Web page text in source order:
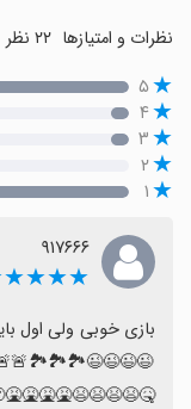
نظرات و امتیازها
۵
۴
۳
۲
۱
۹۱۷۶۶۶
بازی خوبی ولی اول